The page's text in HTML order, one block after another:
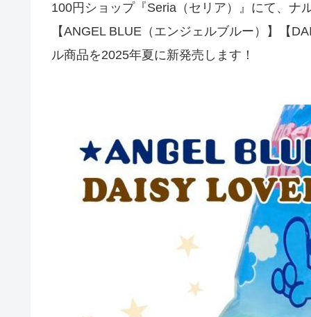
100円ショップ『Seria（セリア）』にて、ナ
【ANGEL BLUE（エンジェルブルー）】【
ル商品を2025年夏に新発売します！